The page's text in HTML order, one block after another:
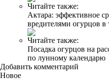
Читайте также:
Актара: эффективное
вредителями огурцов в
Читайте также:
Посадка огурцов на
по лунному календарю
Добавить комментарий
Новое